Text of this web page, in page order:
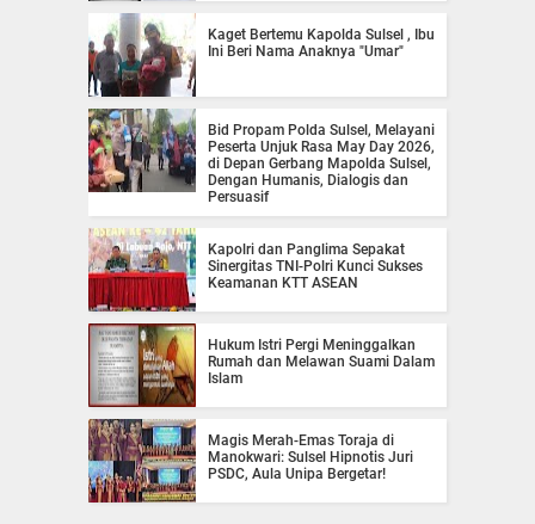
Kaget Bertemu Kapolda Sulsel , Ibu
Ini Beri Nama Anaknya "Umar"
Bid Propam Polda Sulsel, Melayani
Peserta Unjuk Rasa May Day 2026,
di Depan Gerbang Mapolda Sulsel,
Dengan Humanis, Dialogis dan
Persuasif
Kapolri dan Panglima Sepakat
Sinergitas TNI-Polri Kunci Sukses
Keamanan KTT ASEAN
Hukum Istri Pergi Meninggalkan
Rumah dan Melawan Suami Dalam
Islam
Magis Merah-Emas Toraja di
Manokwari: Sulsel Hipnotis Juri
PSDC, Aula Unipa Bergetar!